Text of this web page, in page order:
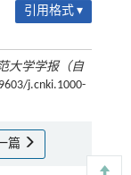
引用格式 ▾
大学学报（自
j.cnki.1000-
篇